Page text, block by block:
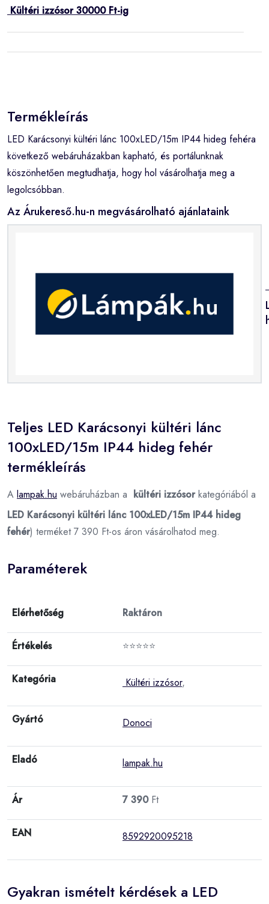
Kültéri izzósor 30000 Ft-ig
Termékleírás
LED Karácsonyi kültéri lánc 100xLED/15m IP44 hideg fehéra
következő webáruházakban kapható, és portálunknak
köszönhetően megtudhatja, hogy hol vásárolhatja meg a
legolcsóbban.
Az Árukereső.hu-n megvásárolható ajánlataink
Teljes LED Karácsonyi kültéri lánc
100xLED/15m IP44 hideg fehér
termékleírás
A lampak.hu webáruházban a kültéri izzósorkategóriából a
LED Karácsonyi kültéri lánc 100xLED/15m IP44 hideg
fehér) terméket 7 390 Ft-os áron vásárolhatod meg.
Paraméterek
Elérhetőség Raktáron
Értékelés ⭐⭐⭐⭐⭐
Kategória Kültéri izzósor,
Gyártó Donoci
Eladó lampak.hu
Ár 7 390Ft
EAN 8592920095218
Gyakran ismételt kérdések a LED